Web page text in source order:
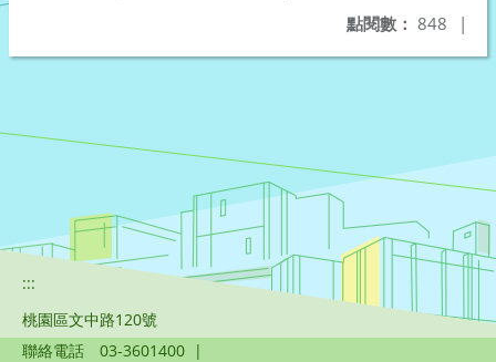
點閱數： 848 |
:::
桃園區文中路120號
聯絡電話
03-3601400 |